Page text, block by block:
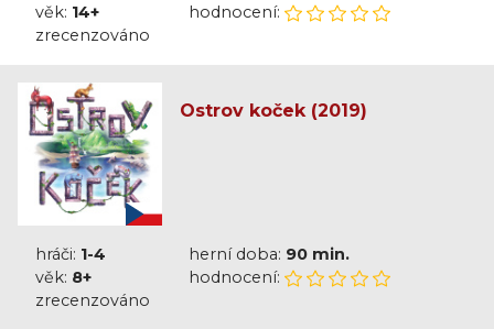
věk: 14+
hodnocení:
zrecenzováno
Ostrov koček (2019)
hráči: 1-4 herní doba: 90 min.
věk: 8+
hodnocení:
zrecenzováno